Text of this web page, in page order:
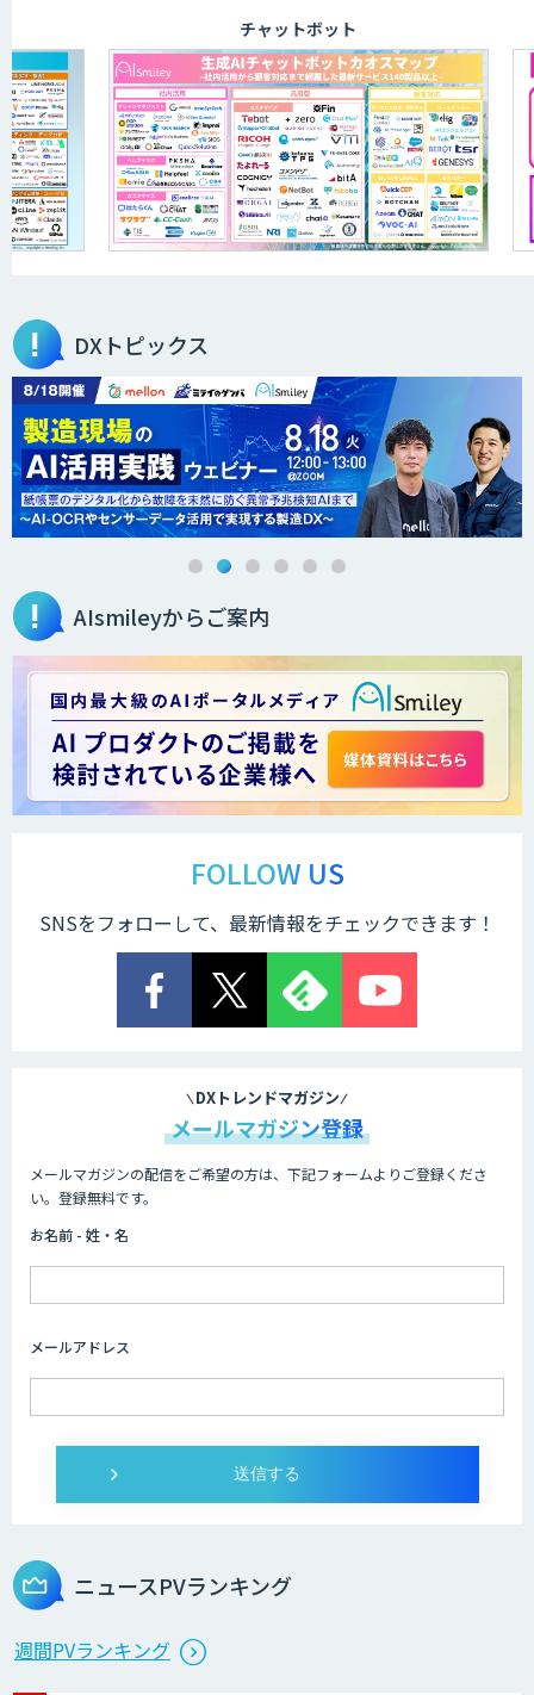
アリストルの法人向けAI研修
ELYZA Works with KDDI
医療文書作成を効率化する生成
AI「OPTiM AI ホスピタル」
オーダーメイドAI人材育成研修
Brain Plus for Sales
データ分析/AI開発/コンサルティング
STORM Platform
AIコール
imprai ezKotae
Microcosm×AIエンジニアでオンプレミ
スのAI導入支援サービス
チャットボット
DXトピックス
AIsmileyからご案内
FOLLOW US
SNSをフォローして、最新情報をチェックできます！
DXトレンドマガジン
メールマガジン登録
メールマガジンの配信をご希望の方は、下記フォームよりご登録くださ
い。登録無料です。
お名前 - 姓・名
メールアドレス
ニュースPVランキング
週間PVランキング